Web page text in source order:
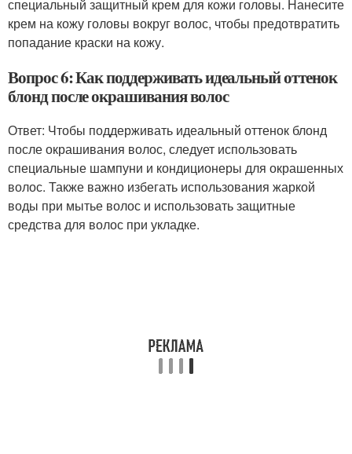
специальный защитный крем для кожи головы. Нанесите
крем на кожу головы вокруг волос, чтобы предотвратить
попадание краски на кожу.
Вопрос 6: Как поддерживать идеальный оттенок
блонд после окрашивания волос
Ответ: Чтобы поддерживать идеальный оттенок блонд
после окрашивания волос, следует использовать
специальные шампуни и кондиционеры для окрашенных
волос. Также важно избегать использования жаркой
воды при мытье волос и использовать защитные
средства для волос при укладке.